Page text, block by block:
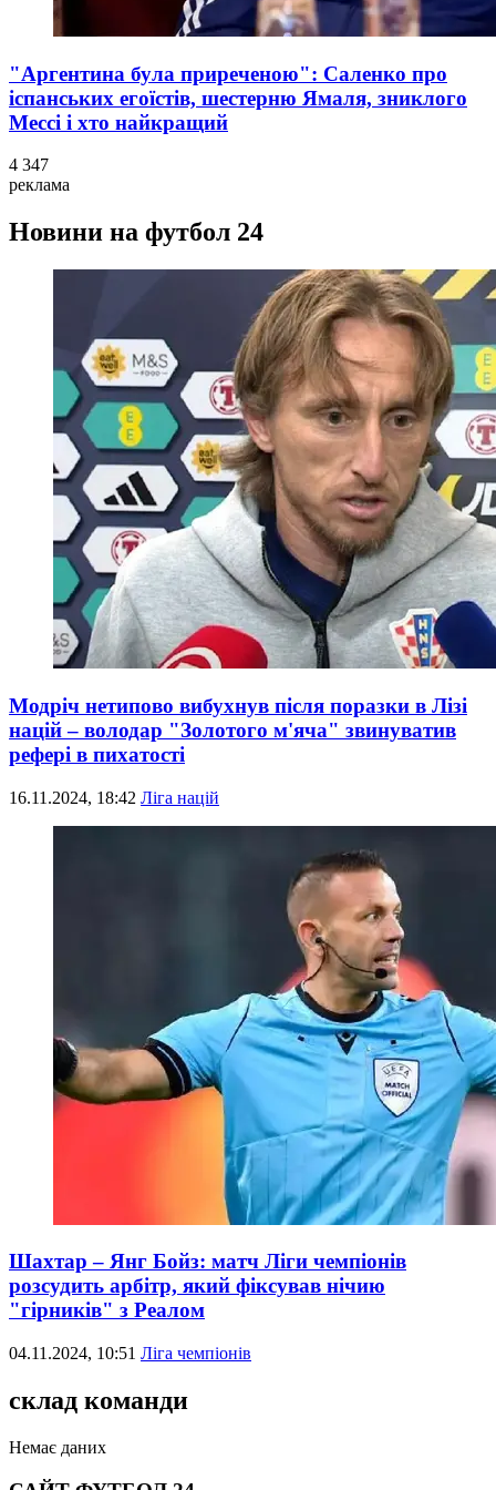
"Аргентина була приреченою": Саленко про
іспанських егоїстів, шестерню Ямаля, зниклого
Мессі і хто найкращий
4 347
реклама
Новини на футбол 24
Модріч нетипово вибухнув після поразки в Лізі
націй – володар "Золотого м'яча" звинуватив
рефері в пихатості
16.11.2024, 18:42 Ліга націй
Шахтар – Янг Бойз: матч Ліги чемпіонів
розсудить арбітр, який фіксував нічию
"гірників" з Реалом
04.11.2024, 10:51 Ліга чемпіонів
склад команди
Немає даних